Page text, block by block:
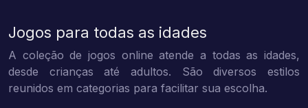
Jogos para todas as idades
A coleção de jogos online atende a todas as idades,
desde crianças até adultos. São diversos estilos
reunidos em categorias para facilitar sua escolha.